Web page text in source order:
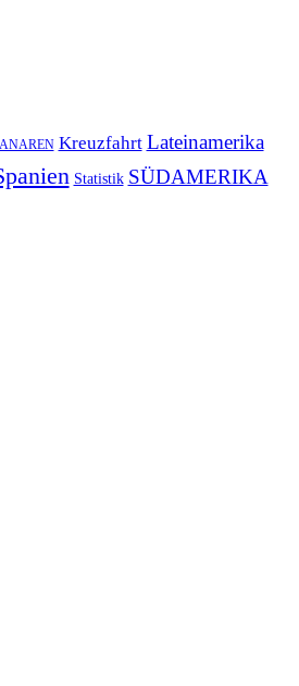
Kreuzfahrt Lateinamerika
Statistik SÜDAMERIKA